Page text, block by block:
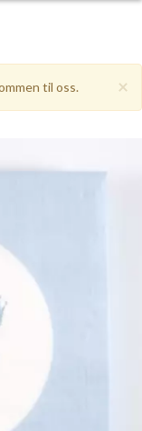
×
til oss.